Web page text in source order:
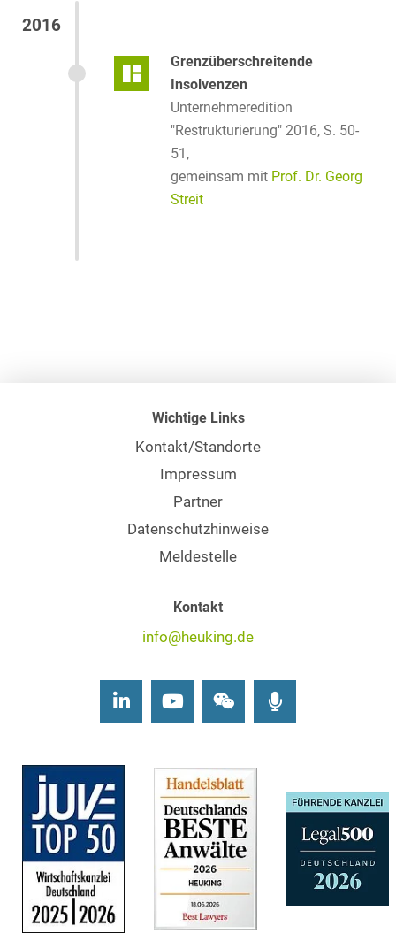
2016
Grenzüberschreitende
Insolvenzen
Unternehmeredition
"Restrukturierung" 2016, S. 50-
51,
gemeinsam mit Prof. Dr. Georg
Streit
Wichtige Links
Kontakt/Standorte
Impressum
Partner
Datenschutzhinweise
Meldestelle
Kontakt
info@heuking.de
LinkedInYoutubeWechat